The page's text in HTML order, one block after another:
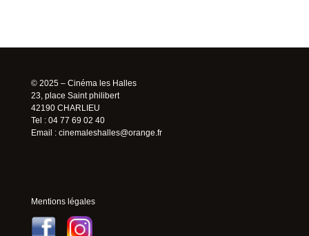
© 2025 – Cinéma les Halles
23, place Saint philibert
42190 CHARLIEU
Tel : 04 77 69 02 40
Email : cinemaleshalles@orange.fr
Mentions légales